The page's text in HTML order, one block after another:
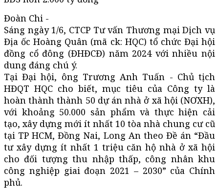
Đoàn Chi -
Sáng ngày 1/6, CTCP Tư vấn Thương mại Dịch vụ
Địa ốc Hoàng Quân (mã ck: HQC) tổ chức Đại hội
đồng cổ đông (ĐHĐCĐ) năm 2024 với nhiều nội
dung đáng chú ý.
Tại Đại hội, ông Trương Anh Tuấn - Chủ tịch
HĐQT HQC cho biết, mục tiêu của Công ty là
hoàn thành thành 50 dự án nhà ở xã hội (NƠXH),
với khoảng 50.000 sản phẩm và thực hiện cải
tạo, xây dựng mới ít nhất 10 tòa nhà chung cư cũ
tại TP HCM, Đồng Nai, Long An theo Đề án “Đầu
tư xây dựng ít nhất 1 triệu căn hộ nhà ở xã hội
cho đối tượng thu nhập thấp, công nhân khu
công nghiệp giai đoạn 2021 – 2030” của Chính
phủ.